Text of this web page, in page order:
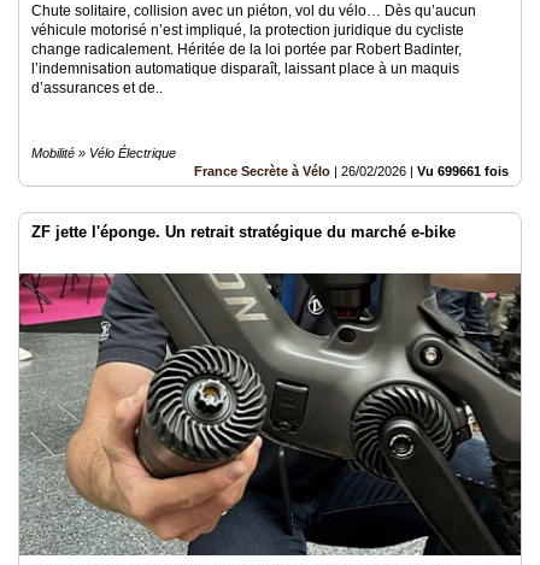
Chute solitaire, collision avec un piéton, vol du vélo… Dès qu’aucun
véhicule motorisé n’est impliqué, la protection juridique du cycliste
change radicalement. Héritée de la loi portée par Robert Badinter,
l’indemnisation automatique disparaît, laissant place à un maquis
d’assurances et de..
Mobilité » Vélo Électrique
France Secrète à Vélo | 26/02/2026 | Vu 699661 fois
ZF jette l'éponge. Un retrait stratégique du marché e-bike